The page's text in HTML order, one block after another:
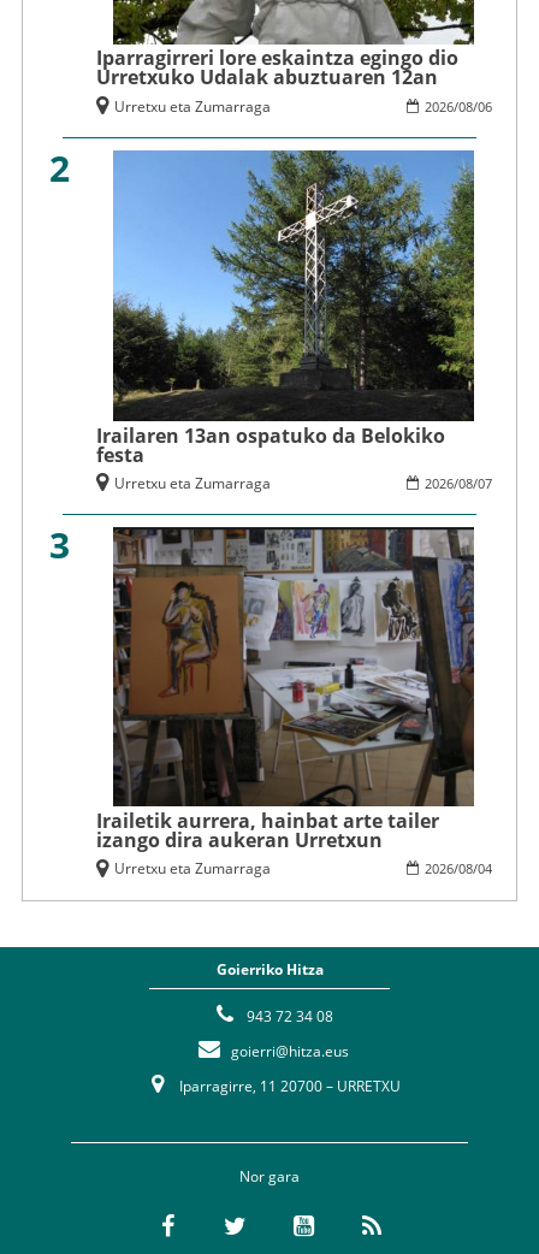
Iparragirreri lore eskaintza egingo dio
Urretxuko Udalak abuztuaren 12an
2026/08/06
Urretxu eta Zumarraga
2
Irailaren 13an ospatuko da Belokiko
festa
2026/08/07
Urretxu eta Zumarraga
3
Irailetik aurrera, hainbat arte tailer
izango dira aukeran Urretxun
2026/08/04
Urretxu eta Zumarraga
Goierriko Hitza
943 72 34 08
goierri@hitza.eus
Iparragirre, 11 20700 – URRETXU
Nor gara